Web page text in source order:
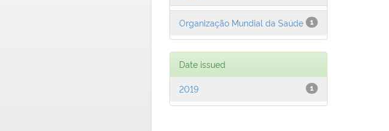
1
Organização Mundial da Saúde
Date issued
1
2019